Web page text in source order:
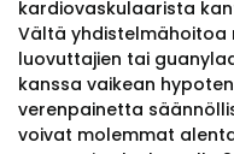
kardiovaskulaarista
Vältä yhdistelmähoitoa
luovuttajien tai
kanssa vaikean
verenpainetta
voivat molemmat